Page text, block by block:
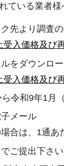
ている業者
先より調査
入価格及び
をダウンロ
入価格及び
令和9年1月（
メール
合は、1通あ
ご提出下さい